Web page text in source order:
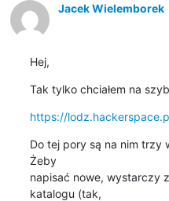
Jacek Wielemborek
Hej,
Tak tylko chciałem na
https://
Do tej pory są na nim trzy
Żeby
napisać nowe, wystarczy
katalogu (tak,